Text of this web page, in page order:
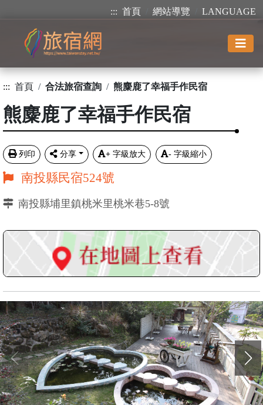
::: 首頁 網站導覽 LANGUAGE
::: 首頁 合法旅宿查詢 熊麋鹿了幸福手作民宿
熊麋鹿了幸福手作民宿
列印 分享 + 字級放大 - 字級縮小
南投縣民宿524號
南投縣埔里鎮桃米里桃米巷5-8號